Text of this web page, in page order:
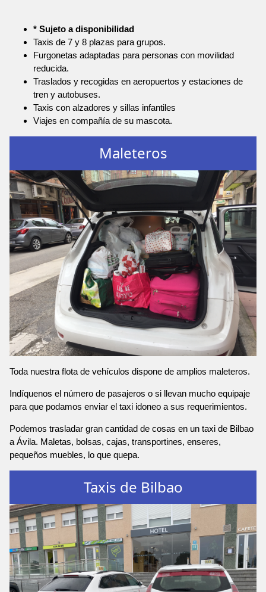
* Sujeto a disponibilidad
Taxis de 7 y 8 plazas para grupos.
Furgonetas adaptadas para personas con movilidad
reducida.
Traslados y recogidas en aeropuertos y estaciones de
tren y autobuses.
Taxis con alzadores y sillas infantiles
Viajes en compañía de su mascota.
Maleteros
Toda nuestra flota de vehículos dispone de amplios maleteros.
Indíquenos el número de pasajeros o si llevan mucho equipaje
para que podamos enviar el taxi idoneo a sus requerimientos.
Podemos trasladar gran cantidad de cosas en un taxi de Bilbao
a Ávila. Maletas, bolsas, cajas, transportines, enseres,
pequeños muebles, lo que quepa.
Taxis de Bilbao